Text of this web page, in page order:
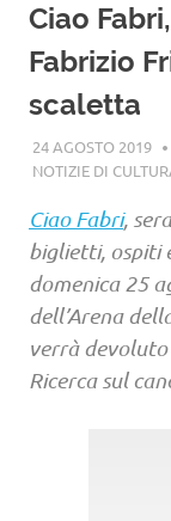
Ciao
Fabrizio
scaletta
24 AGOSTO 2019
NOTIZIE DI
Ciao Fabri,
biglietti, ospiti
domenica 25
dell’Arena
verrà
Ricerca sul